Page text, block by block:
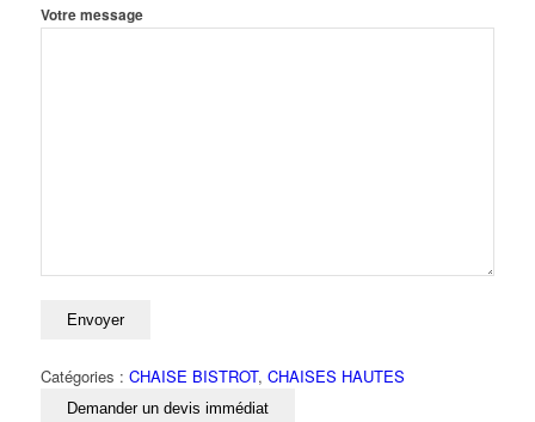
Votre message
Catégories : CHAISE BISTROT, CHAISES HAUTES
Demander un devis immédiat